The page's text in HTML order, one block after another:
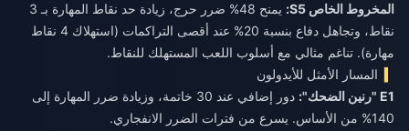
المخروط الخاص S5:
يمنح 48% ضرر حرج، زيادة حد نقاط المهارة بـ 3
نقاط، وتجاهل دفاع بنسبة 20% عند أقصى التراكمات (استهلاك 4 نقاط
مهارة). تناغم مثالي مع أسلوب اللعب المستهلك للنقاط.
المسار الأمثل للأيدولون
E1 "رنين الضحك":
دور إضافي عند 30 خاتمة، وزيادة ضرر المهارة إلى
140% من الأساس. يسرع من فترات الضرر الانفجاري.